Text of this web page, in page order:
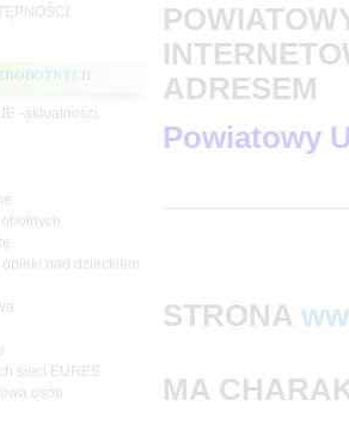
-aktualności
nad dzieckiem
sieci EURES
osób
ADRESEM
Powiatowy
STRONA
MA